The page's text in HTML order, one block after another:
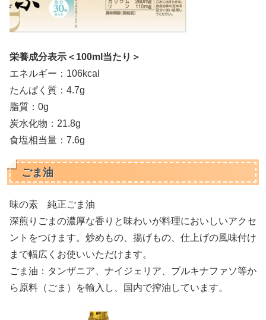
栄養成分表示＜100ml当たり＞
エネルギー：106kcal
たんぱく質：4.7g
脂質：0g
炭水化物：21.8g
食塩相当量：7.6g
ごま油
味の素 純正ごま油
深煎りごまの濃厚な香りと味わいが料理においしいアクセ
ントをつけます。炒めもの、揚げもの、仕上げの風味付け
まで幅広くお使いいただけます。
ごま油：タンザニア、ナイジェリア、ブルキナファソ等か
ら原料（ごま）を輸入し、国内で搾油しています。